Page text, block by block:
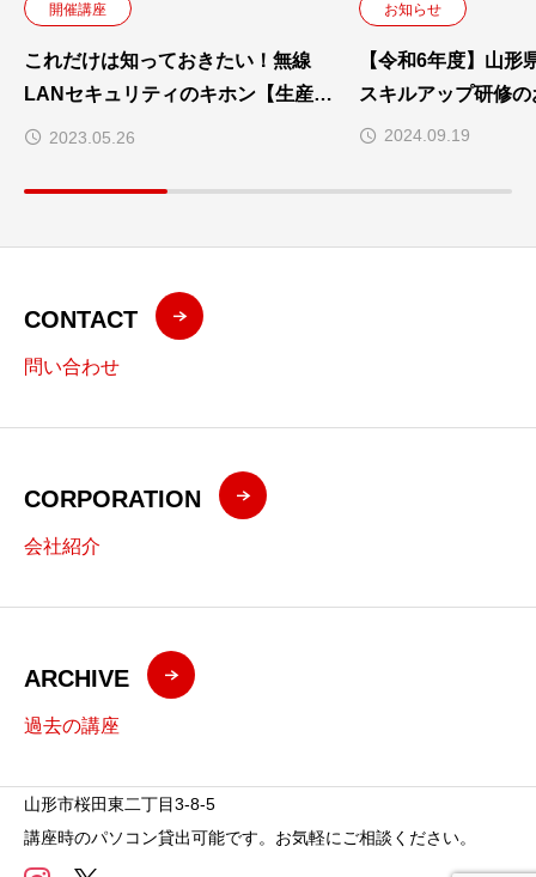
開催講座
これだけは知っておきたい！無線
LANセキュリティのキホン【生産性
向上支援訓練】
2023.05.26
お知らせ
【令和6年度】山形
スキルアップ研修
2024.09.19
CONTACT
問い合わせ
CORPORATION
会社紹介
ARCHIVE
過去の講座
山形市桜田東二丁目3-8-5
講座時のパソコン貸出可能です。お気軽にご相談ください。